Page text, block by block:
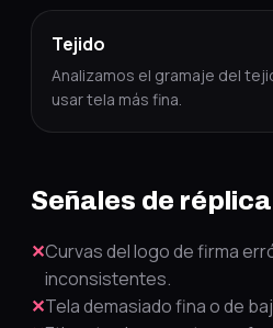
Tejido
Analizamos el gramaje del
usar tela más fina.
Señales de réplica
✕Curvas del logo de firma
inconsistentes.
✕Tela demasiado fina o de